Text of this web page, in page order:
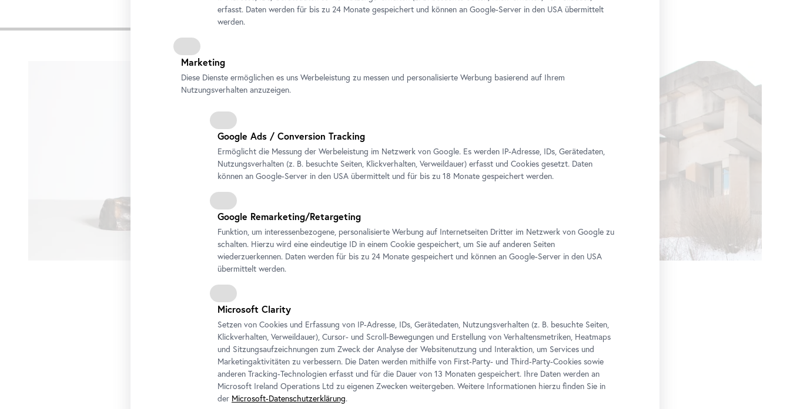
Impressionen
erfasst. Daten werden für bis zu 24 Monate gespeichert und können an Google-Server in den USA übermittelt
werden.
Marketing
Diese Dienste ermöglichen es uns Werbeleistung zu messen und personalisierte Werbung basierend auf Ihrem
Nutzungsverhalten anzuzeigen.
Google Ads / Conversion Tracking
Ermöglicht die Messung der Werbeleistung im Netzwerk von Google. Es werden IP-Adresse, IDs, Gerätedaten,
Nutzungsverhalten (z. B. besuchte Seiten, Klickverhalten, Verweildauer) erfasst und Cookies gesetzt. Daten
können an Google-Server in den USA übermittelt und für bis zu 18 Monate gespeichert werden.
Google Remarketing/Retargeting
Funktion, um interessenbezogene, personalisierte Werbung auf Internetseiten Dritter im Netzwerk von Google zu
schalten. Hierzu wird eine eindeutige ID in einem Cookie gespeichert, um Sie auf anderen Seiten
wiederzuerkennen. Daten werden für bis zu 24 Monate gespeichert und können an Google-Server in den USA
übermittelt werden.
Microsoft Clarity
Setzen von Cookies und Erfassung von IP-Adresse, IDs, Gerätedaten, Nutzungsverhalten (z. B. besuchte Seiten,
Klickverhalten, Verweildauer), Cursor- und Scroll-Bewegungen und Erstellung von Verhaltensmetriken, Heatmaps
und Sitzungsaufzeichnungen zum Zweck der Analyse der Websitenutzung und Interaktion, um Services und
Marketingaktivitäten zu verbessern. Die Daten werden mithilfe von First-Party- und Third-Party-Cookies sowie
anderen Tracking-Technologien erfasst und für die Dauer von 13 Monaten gespeichert. Ihre Daten werden an
Microsoft Ireland Operations Ltd zu eigenen Zwecken weitergeben. Weitere Informationen hierzu finden Sie in
der Microsoft-Datenschutzerklärung.